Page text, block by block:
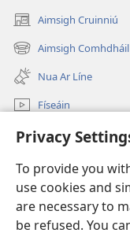
Privacy
To provide you
use cookies and
are necessary to
be refused. You
Aimsigh Cruinniú
(opens
new
window)
Aimsigh Comhdháil
(opens
new
window)
Nua Ar Líne
Físeáin
Cuardaigh
Síntiúis
(opens
new
window)
(opens